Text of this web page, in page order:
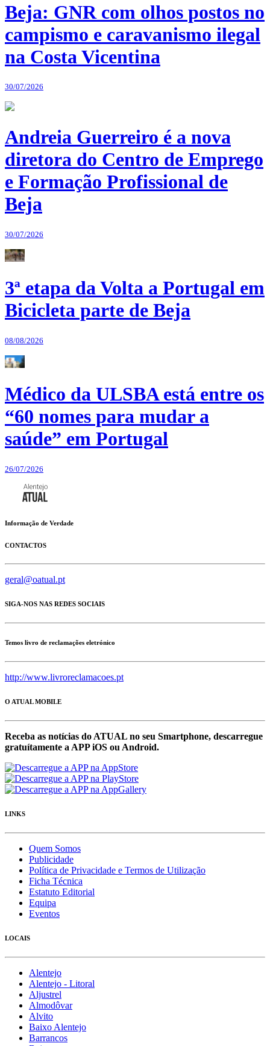
Beja: GNR com olhos postos no
campismo e caravanismo ilegal
na Costa Vicentina
30/07/2026
Andreia Guerreiro é a nova
diretora do Centro de Emprego
e Formação Profissional de
Beja
30/07/2026
3ª etapa da Volta a Portugal em
Bicicleta parte de Beja
08/08/2026
Médico da ULSBA está entre os
“60 nomes para mudar a
saúde” em Portugal
26/07/2026
Informação de Verdade
CONTACTOS
geral@oatual.pt
SIGA-NOS NAS REDES SOCIAIS
Temos livro de reclamações eletrónico
http://www.livroreclamacoes.pt
O ATUAL MOBILE
Receba as notícias do ATUAL no seu Smartphone, descarregue
gratuítamente a APP iOS ou Android.
LINKS
Quem Somos
Publicidade
Política de Privacidade e Termos de Utilização
Ficha Técnica
Estatuto Editorial
Equipa
Eventos
LOCAIS
Alentejo
Alentejo - Litoral
Aljustrel
Almodôvar
Alvito
Baixo Alentejo
Barrancos